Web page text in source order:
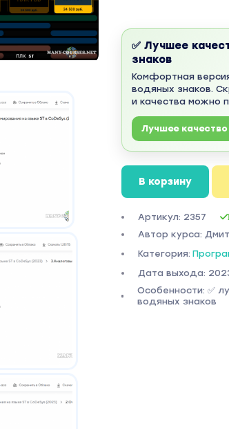
✅ Лучшее
знаков
Комфортная
водяных знаков.
и качества можно
Лучшее качество
В корзину
Артикул: 2357
Автор курса:
Категория:
Дата выхода:
Особенности: ✅
водяных знаков